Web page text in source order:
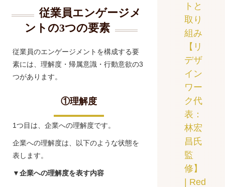
従業員エンゲージメ
ントの3つの要素
従業員のエンゲージメントを構成する要
素には、理解度・帰属意識・行動意欲の3
つがあります。
①理解度
1つ目は、企業への理解度です。
企業への理解度は、以下のような状態を
表します。
▼企業への理解度を表す内容
トと
取り
組み
【リ
デザ
イン
ワー
ク代
表：
林宏
昌氏
監
修】
| Red